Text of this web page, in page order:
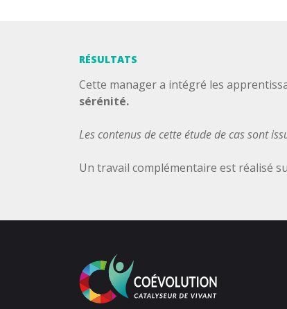
RÉSULTATS
Cette manager a intégré les
sérénité.
Les contenus de cette étude de cas sont
Un travail complémentaire est réalisé